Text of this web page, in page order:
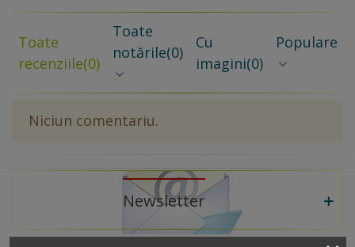
Toate
recenziile(0)
Toate
notările(0)
Cu
imagini(0)
Populare
Niciun comentariu.
Newsletter